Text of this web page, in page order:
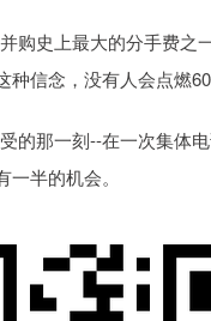
史上最大的分手费之
信念，没有人会点燃60
那一刻--在一次集体
半的机会。